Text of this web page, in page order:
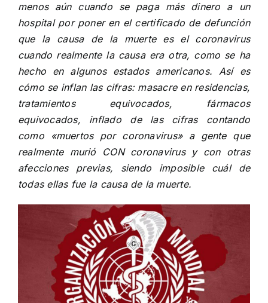
menos aún cuando se paga más dinero a un
hospital por poner en el certificado de defunción
que la causa de la muerte es el coronavirus
cuando realmente la causa era otra, como se ha
hecho en algunos estados americanos. Así es
cómo se inflan las cifras: masacre en residencias,
tratamientos equivocados, fármacos
equivocados, inflado de las cifras contando
como «muertos por coronavirus» a gente que
realmente murió CON coronavirus y con otras
afecciones previas, siendo imposible cuál de
todas ellas fue la causa de la muerte.